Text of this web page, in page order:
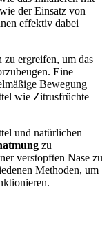
der Einsatz von
effektiv dabei
zu ergreifen, um das
Eine
Bewegung
wie Zitrusfrüchte
und natürlichen
zu
verstopften Nase zu
Methoden, um